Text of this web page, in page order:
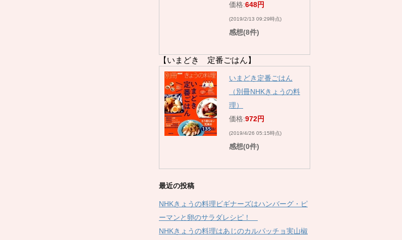
価格:648円
(2019/2/13 09:29時点)
感想(8件)
【いまどき 定番ごはん】
いまどき定番ごはん
（別冊NHKきょうの料
理）
価格:972円
(2019/4/26 05:15時点)
感想(0件)
最近の投稿
NHKきょうの料理ビギナーズはハンバーグ・ピ
ーマンと卵のサラダレシピ！
NHKきょうの料理はあじのカルパッチョ実山椒